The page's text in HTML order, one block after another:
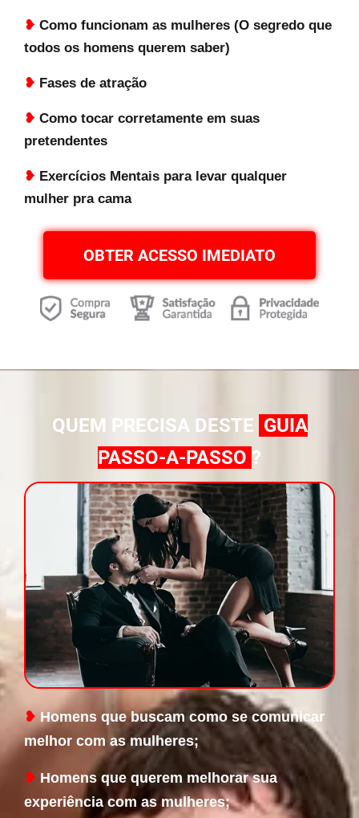
❥ Como funcionam as mulheres (O segredo que
todos os homens querem saber)
❥ Fases de atração
❥ Como tocar corretamente em suas
pretendentes
❥ Exercícios Mentais para levar qualquer
mulher pra cama
OBTER ACESSO IMEDIATO
QUEM PRECISA DESTE GUIA
PASSO-A-PASSO ?
❥ Homens que buscam como se comunicar
melhor com as mulheres;
❥ Homens que querem melhorar sua
experiência com as mulheres;